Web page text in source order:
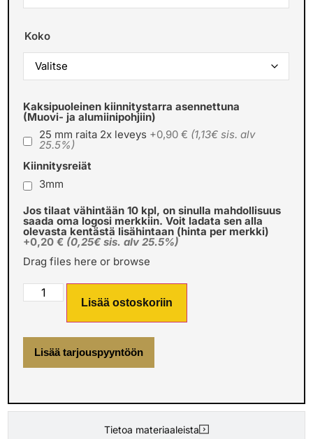
Tietoa materiaaleista
Koko
Kaksipuoleinen kiinnitystarra asennettuna
(Muovi- ja alumiinipohjiin)
25 mm raita 2x leveys +0,90 € (1,13€ sis. alv
25.5%)
Kiinnitysreiät
3mm
Jos tilaat vähintään 10 kpl, on sinulla mahdollisuus
saada oma logosi merkkiin. Voit ladata sen alla
olevasta kentästä lisähintaan (hinta per merkki)
+0,20 € (0,25€ sis. alv 25.5%)
Drag files here or browse
Lisää ostoskoriin
Lisää tarjouspyyntöön